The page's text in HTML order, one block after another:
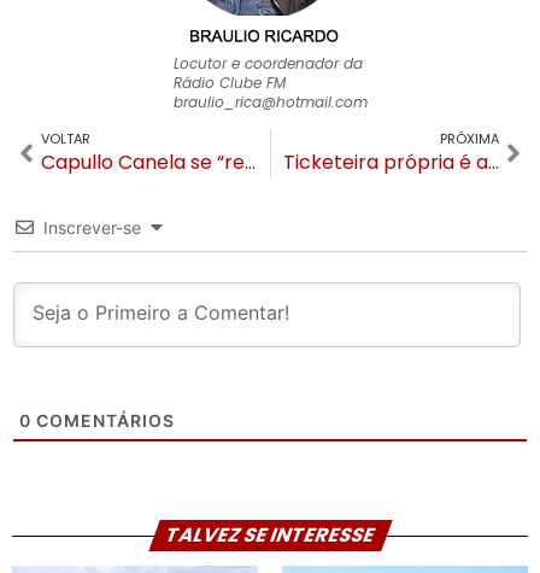
Locutor e coordenador da
Rádio Clube FM
braulio_rica@hotmail.com
VOLTAR
Capullo Canela se “revela” sob comando da chef Roberta Rech, Fernando Schima e Felipe Tomasi
PRÓXIMA
Ticketeira própria é aposta da organização do Natal Luz de Gramado
Inscrever-se
0 COMENTÁRIOS
TALVEZ SE INTERESSE